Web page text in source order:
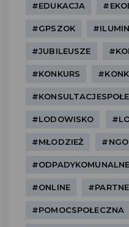
#EDUKACJA
#GPSZOK
#JUBILEUSZE
#KONKURS
#LODOWISKO
#MŁODZIEŻ #NGO
#ODPADYKOMUNALNE
#ONLINE
#POMOCSPOŁECZNA